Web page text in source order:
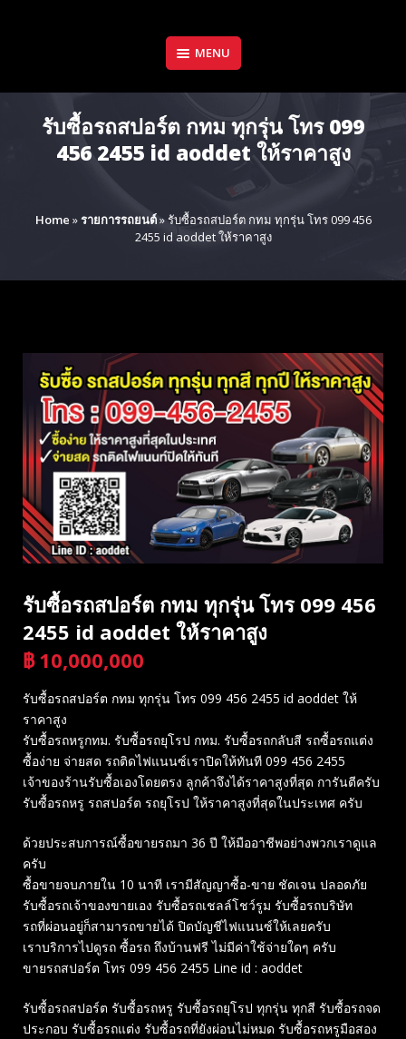
MENU
รับซื้อรถสปอร์ต กทม ทุกรุ่น โทร 099
456 2455 id aoddet ให้ราคาสูง
Home »รายการรถยนต์»รับซื้อรถสปอร์ต กทม ทุกรุ่น โทร 099 456
2455 id aoddet ให้ราคาสูง
รับซื้อรถสปอร์ต กทม ทุกรุ่น โทร 099 456
2455 id aoddet ให้ราคาสูง
฿ 10,000,000
รับซื้อรถสปอร์ต กทม ทุกรุ่น โทร 099 456 2455 id aoddet ให้
ราคาสูง
รับซื้อรถหรูกทม. รับซื้อรถยุโรป กทม. รับซื้อรถกลับสี รถซื้อรถแต่ง
ซื้อง่าย จ่ายสด รถติดไฟแนนซ์เราปิดให้ทันที 099 456 2455
เจ้าของร้านรับซื้อเองโดยตรง ลูกค้าจึงได้ราคาสูงที่สุด การันตีครับ
รับซื้อรถหรู รถสปอร์ต รถยุโรป ให้ราคาสูงที่สุดในประเทศ ครับ
ด้วยประสบการณ์ซื้อขายรถมา 36 ปี ให้มืออาชีพอย่างพวกเราดูแล
ครับ
ซื้อขายจบภายใน 10 นาที เรามีสัญญาซื้อ-ขาย ชัดเจน ปลอดภัย
รับซื้อรถเจ้าของขายเอง รับซื้อรถเชลล์โชว์รูม รับซื้อรถบริษัท
รถที่ผ่อนอยู่ก็สามารถขายได้ ปิดบัญชีไฟแนนซ์ให้เลยครับ
เราบริการไปดูรถ ซื้อรถ ถึงบ้านฟรี ไม่มีค่าใช้จ่ายใดๆ ครับ
ขายรถสปอร์ต โทร 099 456 2455 Line id : aoddet
รับซื้อรถสปอร์ต รับซื้อรถหรู รับซื้อรถยุโรป ทุกรุ่น ทุกสี รับซื้อรถจด
ประกอบ รับซื้อรถแต่ง รับซื้อรถที่ยังผ่อนไม่หมด รับซื้อรถหรูมือสอง